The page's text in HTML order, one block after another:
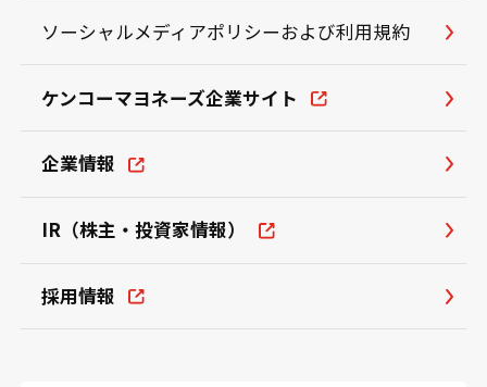
ソーシャルメディアポリシーおよび利用規約
ケンコーマヨネーズ企業サイト
企業情報
IR（株主・投資家情報）
採用情報